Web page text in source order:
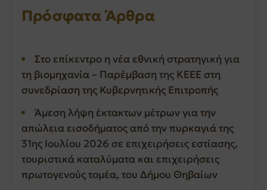
Πρόσφατα Άρθρα
Στο επίκεντρο η νέα εθνική στρατηγική για
τη βιομηχανία – Παρέμβαση της ΚΕΕΕ στη
συνεδρίαση της Κυβερνητικής Επιτροπής
Άμεση λήψη έκτακτων μέτρων για την
απώλεια εισοδήματος από την πυρκαγιά της
31ης Ιουλίου 2026 σε επιχειρήσεις εστίασης,
τουριστικά καταλύματα και επιχειρήσεις
πρωτογενούς τομέα, του Δήμου Θηβαίων